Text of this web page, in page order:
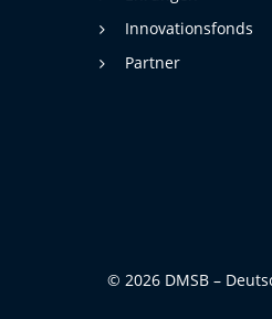
Innovationsfonds
Partner
© 2026 DMSB –